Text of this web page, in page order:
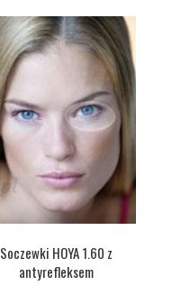
Soczewki HOYA 1.60 z
antyrefleksem